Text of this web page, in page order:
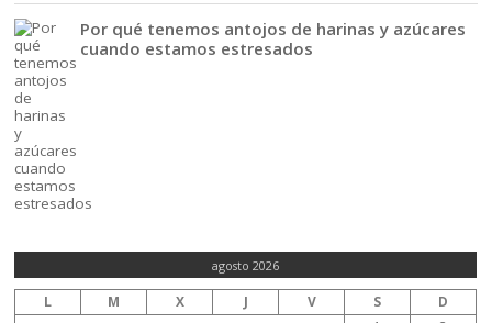
Por qué tenemos antojos de harinas y azúcares
cuando estamos estresados
agosto 2026
L M X J V S
D